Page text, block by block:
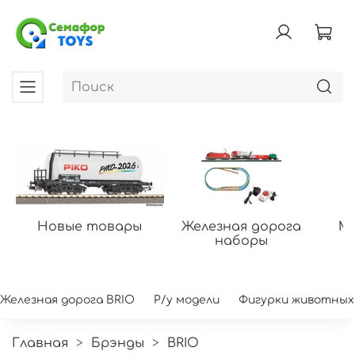
Новые товары
Железная дорога
наборы
Железная дорога BRIO Р/у модели Фигурки животных
Главная Брэнды BRIO